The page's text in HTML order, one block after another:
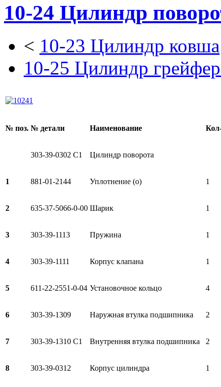
10-24 Цилиндр
< 10-23 Цилиндр ковша
10-25 Цилиндр
№ поз. № детали Наименование
303-39-0302 C1 Цилиндр поворота
1 881-01-2144 Уплотнение (о) 1
2 635-37-5066-0-00 Шарик 1
3 303-39-1113 Пружина 1
4 303-39-1111 Корпус клапана 1
5 611-22-2551-0-04 Установочное кольцо 4
6 303-39-1309 Наружная втулка подшипника 2
7 303-39-1310 C1 Внутренняя втулка подшипника 2
8 303-39-0312 Корпус цилиндра 1